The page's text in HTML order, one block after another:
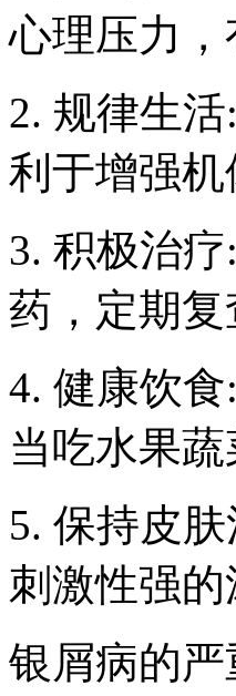
心理压力
2. 规律生
利于增强机
3. 积极治
药，定期
4. 健康饮
当吃水果
5. 保持皮
刺激性强
银屑病的